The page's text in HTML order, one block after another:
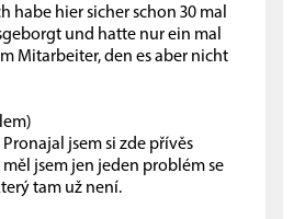
habe hier sicher schon 30 mal
und hatte nur ein mal
Mitarbeiter, den es aber nicht
jsem si zde přívěs
jsem jen jeden problém se
tam už není.